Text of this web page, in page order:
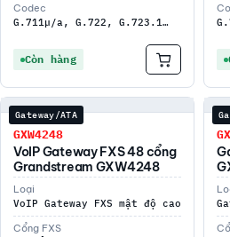
Codec
G.711µ/a, G.722, G.723.1…
Còn hàng
Gateway/ATA
GXW4248
VoIP Gateway FXS 48 cổng
Grandstream GXW4248
Loại
VoIP Gateway FXS mật độ cao
Cổng FXS